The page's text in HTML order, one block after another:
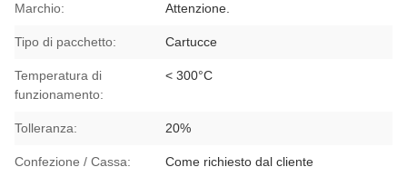
Marchio: Attenzione.
Tipo di pacchetto: Cartucce
Temperatura di
funzionamento:
< 300°C
Tolleranza: 20%
Confezione / Cassa: Come richiesto dal cliente